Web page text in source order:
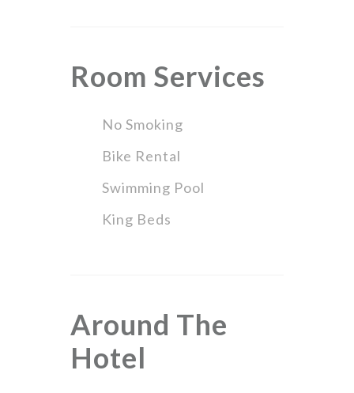
Room Services
No Smoking
Bike Rental
Swimming Pool
King Beds
Around The
Hotel